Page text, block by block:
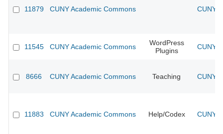
11879 CUNY Academic Commons CUNY
11545 CUNY Academic Commons
WordPress
Plugins
CUNY
8666 CUNY Academic Commons Teaching CUNY
11883 CUNY Academic Commons Help/Codex CUNY